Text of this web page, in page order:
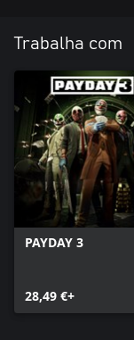
Trabalha com
PAYDAY 3
28,49 €+